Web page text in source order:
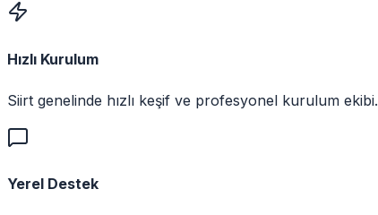
Hızlı Kurulum
Siirt genelinde hızlı keşif ve profesyonel kurulum ekibi.
Yerel Destek